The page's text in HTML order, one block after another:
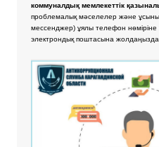
коммуналдық мемлекеттік
проблемалық мәселелер және
мессенджер) ұялы телефон
электрондық поштасына